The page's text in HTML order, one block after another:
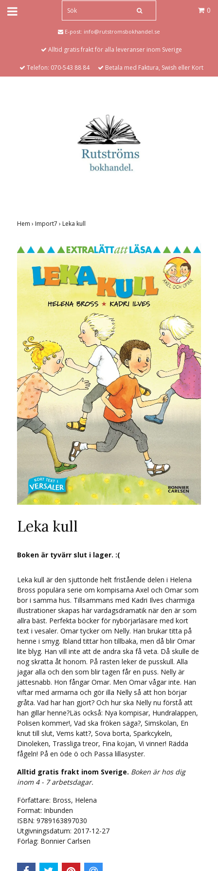
0
E-post: info@rutstromsbokhandel.se
Alltid gratis frakt för alla leveranser inom Sverige
Telefon: 070-543 88 84 Betala med Faktura, Swish eller Kort
Hem › Import7 › Leka kull
Leka kull
Boken är tyvärr slut i lager. :(
Leka kull är den sjuttonde helt fristående delen i Helena
Bross populära serie om kompisarna Axel och Omar som
bor i samma hus. Tillsammans med Kadri Ilves charmiga
illustrationer skapas här vardagsdramatik när den är som
allra bäst. Perfekta böcker för nybörjarläsare med kort
text i vesaler. Omar tycker om Nelly. Han brukar titta på
henne i smyg. Ibland tittar hon tillbaka, men då blir Omar
lite blyg. Han vill inte att de andra ska få veta. Då skulle de
nog skratta åt honom. På rasten leker de pusskull. Alla
jagar alla och den som blir tagen får en puss. Nelly är
jättesnabb. Hon fångar Omar. Men Omar vågar inte. Han
viftar med armarna och gör illa Nelly så att hon börjar
gråta. Vad har han gjort? Och hur ska Nelly nu förstå att
han gillar henne?Läs också: Nya kompisar, Hundralappen,
Polisen kommer!, Vad ska fröken säga?, Simskolan, En
knut till slut, Vems katt?, Sova borta, Sparkcykeln,
Dinoleken, Trassliga treor, Fina kojan, Vi vinner! Rädda
fågeln! På en öde ö och Passa lillasyster.
Alltid gratis frakt inom Sverige. Boken är hos dig
inom 4 - 7 arbetsdagar.
Författare: Bross, Helena
Format: Inbunden
ISBN: 9789163897030
Utgivningsdatum: 2017-12-27
Förlag: Bonnier Carlsen